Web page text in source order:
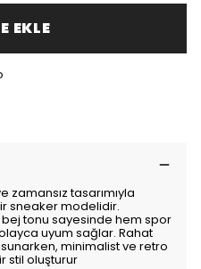
EKLE
zamansız tasarımıyla
sneaker modelidir.
bej tonu sayesinde hem spor
uyum sağlar. Rahat
minimalist ve retro
stil oluşturur